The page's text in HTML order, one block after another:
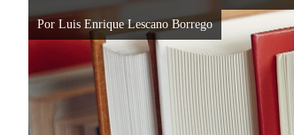
Por Luis Enrique Lescano Borrego